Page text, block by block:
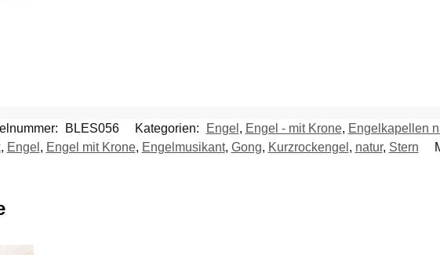
BLES056 Kategorien: Engel , Engel - mit Krone, Engelkapellen
, Engel , Engel mit Krone, Engelmusikant, Gong, Kurzrockengel , natur, Stern